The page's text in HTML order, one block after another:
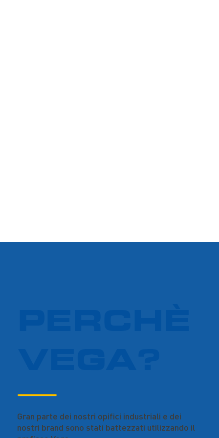
Gran parte dei nostri opifici industriali e dei
nostri brand sono stati battezzati utilizzando il